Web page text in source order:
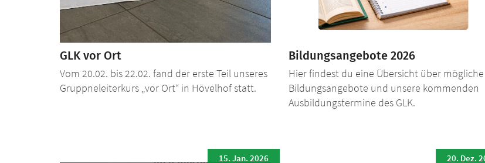
GLK vor Ort
Vom 20.02. bis 22.02. fand der erste Teil unseres
Gruppneleiterkurs „vor Ort“ in Hövelhof statt.
Bildungsangebote 2026
Hier findest du eine Übersicht über mögliche
Bildungsangebote und unsere kommenden
Ausbildungstermine des GLK.
15. Jan. 2026 20. Dez.